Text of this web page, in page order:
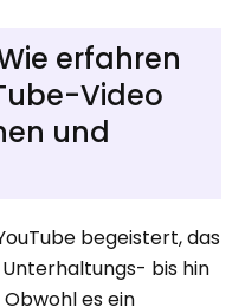
erfahren
Video
und
begeistert, das
bis hin
es ein